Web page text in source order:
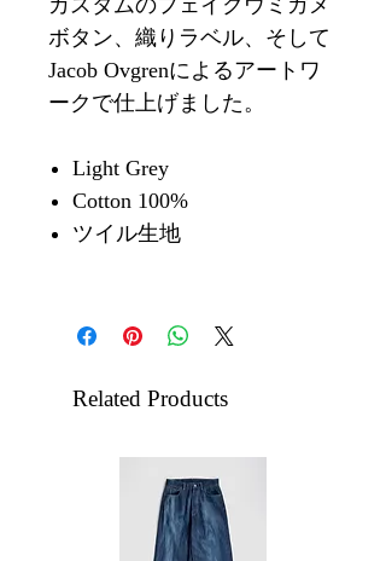
カスタムのフェイクウミガメ
ボタン、織りラベル、そして
Jacob Ovgrenによるアートワ
ークで仕上げました。
Light Grey
Cotton 100%
ツイル生地
Related Products